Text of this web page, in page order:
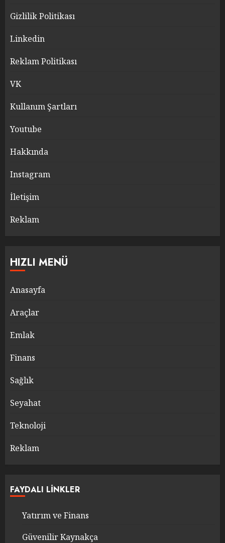
Gizlilik Politikası
Linkedin
Reklam Politikası
VK
Kullanım Şartları
Youtube
Hakkında
Instagram
İletişim
Reklam
HIZLI MENÜ
Anasayfa
Araçlar
Emlak
Finans
Sağlık
Seyahat
Teknoloji
Reklam
FAYDALI LINKLER
Yatırım ve Finans
Güvenilir Kaynakça